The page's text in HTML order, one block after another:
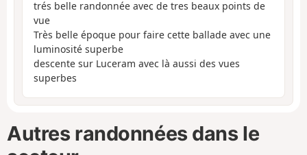
trés belle randonnée avec de tres beaux points de
vue
Très belle époque pour faire cette ballade avec une
luminosité superbe
descente sur Luceram avec là aussi des vues
superbes
Autres randonnées dans le